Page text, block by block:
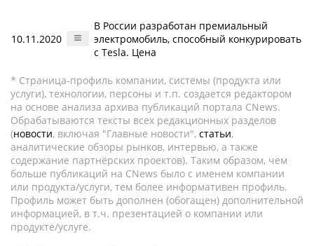
10.11.2020
В России разработан премиальный
электромобиль, способный конкурировать
с Tesla. Цена
* Страница-профиль компании, системы (продукта или
услуги), технологии, персоны и т.п. создается редактором
на основе анализа архива публикаций портала CNews.
Обрабатываются тексты всех редакционных разделов
(новости, включая "Главные новости", статьи,
аналитические обзоры рынков, интервью, а также
содержание партнёрских проектов). Таким образом, чем
больше публикаций на CNews было с именем компании
или продукта/услуги, тем более информативен профиль.
Профиль может быть дополнен (обогащен) дополнительной
информацией, в т.ч. презентацией о компании или
продукте/услуге.